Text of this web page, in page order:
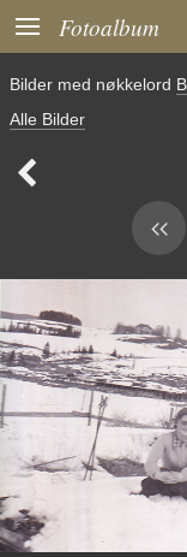
 Fotoalbum
Bilder med nøkkelord
Alle Bilder
